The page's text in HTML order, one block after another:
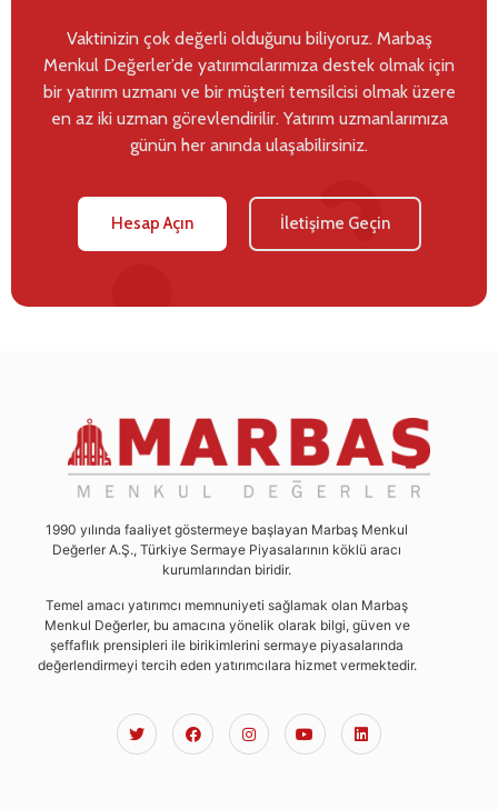
Vaktinizin çok değerli olduğunu biliyoruz. Marbaş
Menkul Değerler’de yatırımcılarımıza destek olmak için
bir yatırım uzmanı ve bir müşteri temsilcisi olmak üzere
en az iki uzman görevlendirilir. Yatırım uzmanlarımıza
günün her anında ulaşabilirsiniz.
Hesap Açın İletişime Geçin
1990 yılında faaliyet göstermeye başlayan Marbaş Menkul
Değerler A.Ş., Türkiye Sermaye Piyasalarının köklü aracı
kurumlarından biridir.
Temel amacı yatırımcı memnuniyeti sağlamak olan Marbaş
Menkul Değerler, bu amacına yönelik olarak bilgi, güven ve
şeffaflık prensipleri ile birikimlerini sermaye piyasalarında
değerlendirmeyi tercih eden yatırımcılara hizmet vermektedir.